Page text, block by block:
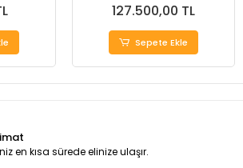
127.500,00 TL
Sepete Ekle
en kısa sürede elinize ulaşır.